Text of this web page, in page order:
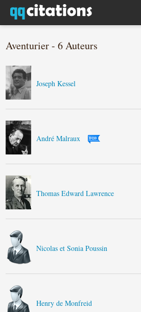
Aventurier - 6 Auteurs
Joseph Kessel
André Malraux
Thomas Edward Lawrence
Nicolas et Sonia Poussin
Henry de Monfreid